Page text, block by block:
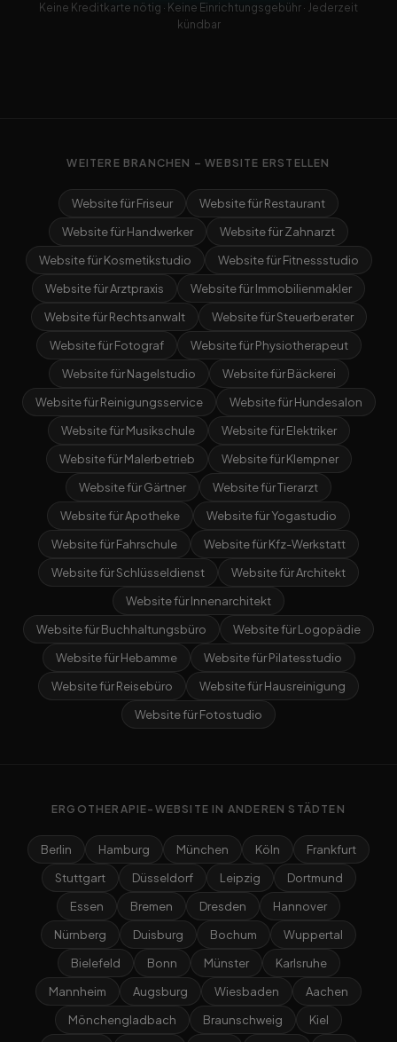
Keine Kreditkarte nötig · Keine Einrichtungsgebühr · Jederzeit
kündbar
WEITERE BRANCHEN – WEBSITE ERSTELLEN
Website für Friseur
Website für Restaurant
Website für Handwerker
Website für Zahnarzt
Website für Kosmetikstudio
Website für Fitnessstudio
Website für Arztpraxis
Website für Immobilienmakler
Website für Rechtsanwalt
Website für Steuerberater
Website für Fotograf
Website für Physiotherapeut
Website für Nagelstudio
Website für Bäckerei
Website für Reinigungsservice
Website für Hundesalon
Website für Musikschule
Website für Elektriker
Website für Malerbetrieb
Website für Klempner
Website für Gärtner
Website für Tierarzt
Website für Apotheke
Website für Yogastudio
Website für Fahrschule
Website für Kfz-Werkstatt
Website für Schlüsseldienst
Website für Architekt
Website für Innenarchitekt
Website für Buchhaltungsbüro
Website für Logopädie
Website für Hebamme
Website für Pilatesstudio
Website für Reisebüro
Website für Hausreinigung
Website für Fotostudio
ERGOTHERAPIE-WEBSITE IN ANDEREN STÄDTEN
Berlin Hamburg München Köln
Frankfurt
Stuttgart
Düsseldorf Leipzig
Dortmund
Essen
Bremen Dresden
Hannover
Nürnberg
Duisburg Bochum
Wuppertal
Bielefeld
Bonn Münster
Karlsruhe
Mannheim
Augsburg Wiesbaden
Aachen
Mönchengladbach
Braunschweig
Kiel